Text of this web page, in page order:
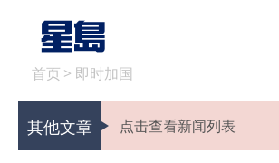
首页 > 即时加国
其他文章 点击查看新闻列表